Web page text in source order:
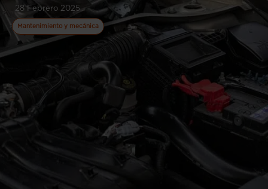
28 Febrero 2025
Mantenimiento y mecánica